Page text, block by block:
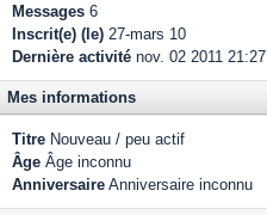
Messages 6
Inscrit(e) (le) 27-mars 10
Dernière activité nov. 02 2011 21:27
Mes informations
Titre Nouveau / peu actif
Âge Âge inconnu
Anniversaire Anniversaire inconnu